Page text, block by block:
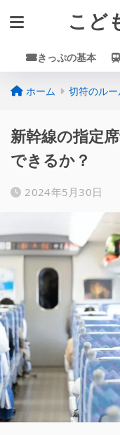
こど
きっぷの基本
ホーム 切符のル
新幹線の指定
できるか？
2024年5月30日